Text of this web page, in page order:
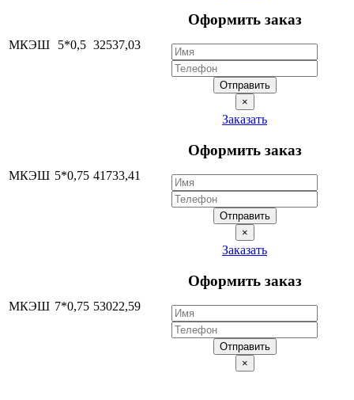
МКЭШ 5*0,5 32537,03
Оформить заказ
Отправить
×
МКЭШ 5*0,75 41733,41
Заказать
Оформить заказ
Отправить
×
МКЭШ 7*0,75 53022,59
Заказать
Оформить заказ
Отправить
×